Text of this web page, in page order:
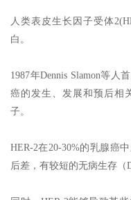
人类表皮生长因子受体
白。
1987年Dennis Slamon等人
癌的发生、发展和预后相
子。
HER-2在20-30%的乳腺癌
后差，有较短的无病生存（